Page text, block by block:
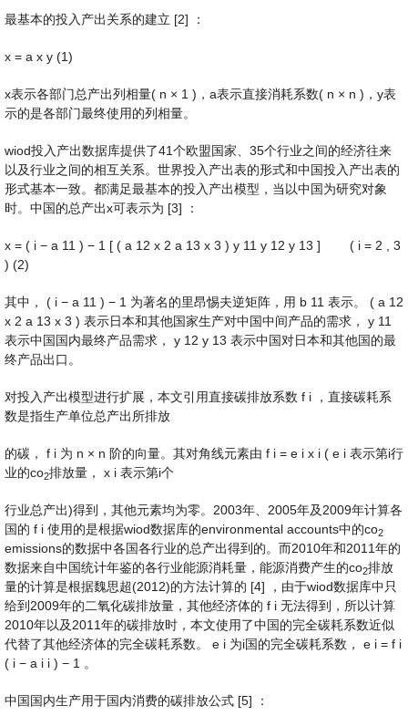
最基本的投入产出关系的建立 [2] ：
x = a x y (1)
x表示各部门总产出列相量( n × 1 )，a表示直接消耗系数( n × n )，y表
示的是各部门最终使用的列相量。
wiod投入产出数据库提供了41个欧盟国家、35个行业之间的经济往来
以及行业之间的相互关系。世界投入产出表的形式和中国投入产出表的
形式基本一致。都满足最基本的投入产出模型，当以中国为研究对象
时。中国的总产出x可表示为 [3] ：
x = ( i − a 11 ) − 1 [ ( a 12 x 2 a 13 x 3 ) y 11 y 12 y 13 ] ( i = 2
3
) (2)
其中， ( i − a 11 ) − 1 为著名的里昂惕夫逆矩阵，用 b 11 表示。 ( a 12
x 2 a 13 x 3 ) 表示日本和其他国家生产对中国中间产品的需求， y 11
表示中国国内最终产品需求， y 12 y 13 表示中国对日本和其他国的最
终产品出口。
对投入产出模型进行扩展，本文引用直接碳排放系数 f i
，直接碳耗系
数是指生产单位总产出所排放
的碳， f i 为 n × n 阶的向量。其对角线元素由 f i = e i x i ( e i 表示第i行
业的co2排放量， x i 表示第i个
行业总产出)得到，其他元素均为零。2003年、2005年及2009年计算各
国的 f i 使用的是根据wiod数据库的environmental accounts中的co2
emissions的数据中各国各行业的总产出得到的。而2010年和2011年的
数据来自中国统计年鉴的各行业能源消耗量，能源消费产生的co2排放
量的计算是根据魏思超(2012)的方法计算的 [4] ，由于wiod数据库中只
给到2009年的二氧化碳排放量，其他经济体的 f i 无法得到，所以计算
2010年以及2011年的碳排放时，本文使用了中国的完全碳耗系数近似
代替了其他经济体的完全碳耗系数。 e i 为i国的完全碳耗系数， e i = f i
( i − a i i ) − 1 。
中国国内生产用于国内消费的碳排放公式 [5] ：